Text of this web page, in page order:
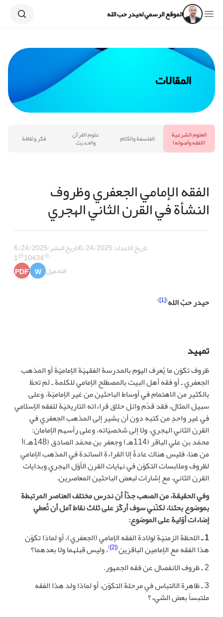
Open sidebarالموقع الرسمي لحيدر حب الله Search
المقالات
العلوم الشرعية
(الفقه وأصوله) الفلسفة والكلام علوم القرآن
والحديث فكر وثقافة
الفقه الإمامي الجعفري وظروف
النشأة في القرن الثاني الهجري
تاريخ الاعداد:6/24/2025تاريخ النشر:6/24/2025
10434
1
التحميل
PDF W
حيدر حبّ الله(
[1]
)
تمهيد
ظروف تكوّن ما يُعرف اليوم بالمدرسة الفقهيّة الإماميّة أو المذهب
الجعفري ـ أو فقه أهل البيت بالمصطلح الإمامي للكلمة ـ لم تحظَ
بالكثير من الاهتمام في أوساط الباحثين من غير الإماميّة، وعلى
سبيل المثال، فقد قدّم وائل حلاق قراءاته التاريخيّة للفقه الإسلامي
في غير واحدٍ من كتبه دون أن يشير إلى المذهب الجعفري في
القرن الثاني الهجري، ولا إلى شخصيّاته، وعلى رأسهم الإمامان:
محمّد بن علي الباقر (114هـ) وجعفر بن محمّد الصادق (148هـ)!
من هنا، فليس هناك عادةً إلا القراءة السائدة في المذهب الإمامي
لظروف وملابسات التكوّن في نهايات القرن الأوّل الهجري وبدايات
القرن الثاني، مع إشارات لبعض الباحثين المعاصرين.
وفي الحقيقة، من الصعب جدّاً أن ندرس مختلف العناصر المرتبطة
بموضوع بحثنا، لكنّني سوف أركّز على ثلاث نقاط آمل أن تُعطي
إضاءات أوّلية على الموضوع:
1 ـ اللحظة الزمنيّة لولادة الفقه الإمامي (الجعفري)، أو لماذا تكوّن
هذا الفقه مع الإمامين الباقرَين(
[2]
)، وليس قبلهما ولا بعدهما؟
2 ـ ظروف الانفصال عن فقه الجمهور.
3 ـ ظاهرة الالتباس في مرحلة التكوّن، أو لماذا ولد هذا الفقه
ملتبساً بعض الشيء؟